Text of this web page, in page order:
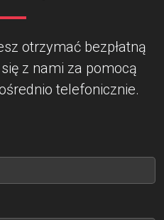
otrzymać bezpłatną
z nami za pomocą
telefonicznie.